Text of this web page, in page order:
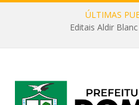
ÚLTIMAS
Editais Aldir